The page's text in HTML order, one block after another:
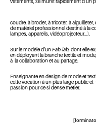
vêtements, se munit rapidement d’un
coudre, à broder, à tricoter, à
de matériel professionnel destiné à la
lampes, appareils, vidéoprojecteur…).
Sur le modèle d’unFab-lab , dont elle
en déployant la branche textile et
à la collaboration et au partage.
Enseignante en design de mode et
cette vocation à un plus large public
passion pour ce si dense métier.